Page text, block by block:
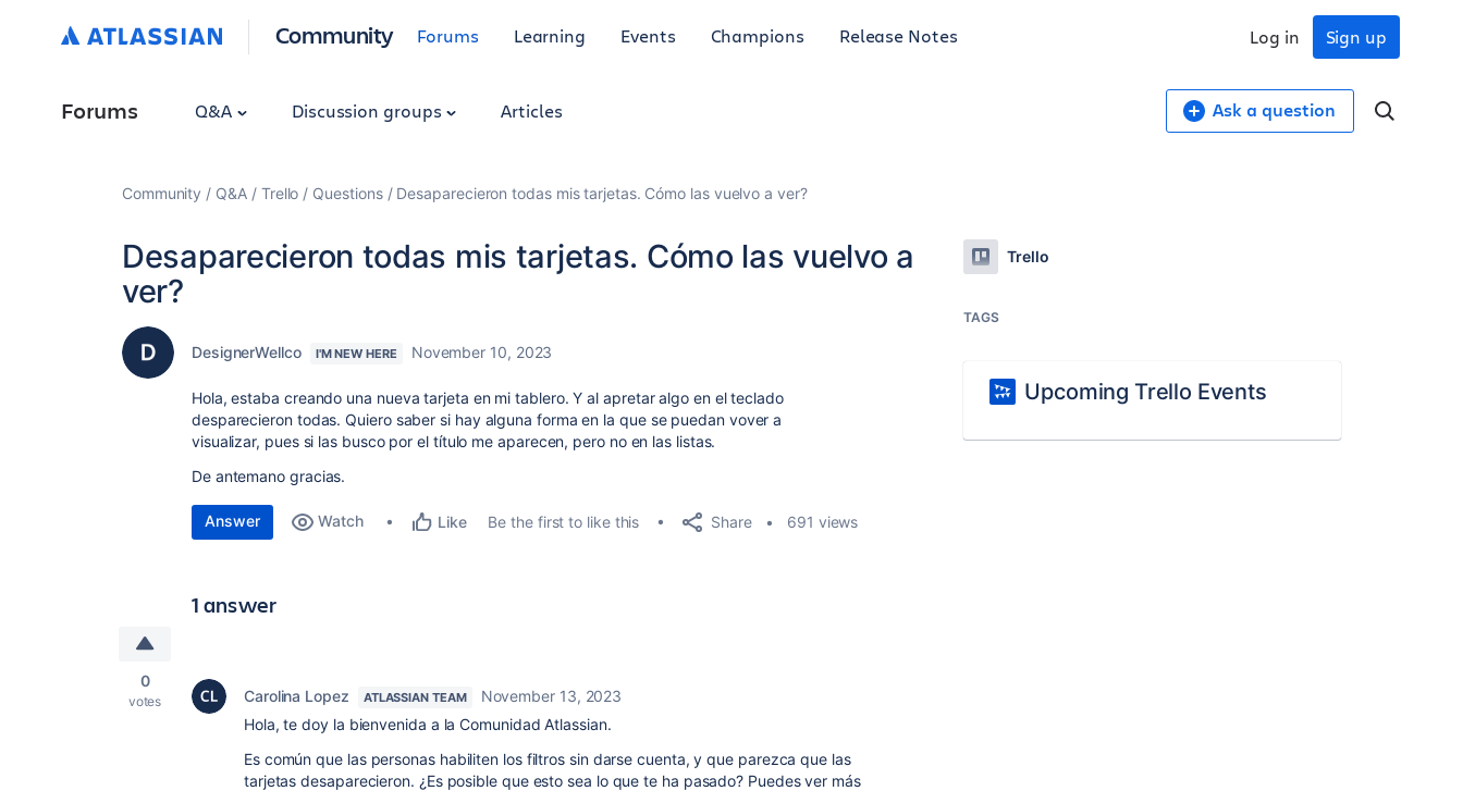
Community Forums Learning Events Champions Release Notes Sign up
Log in
Forums Q&A Discussion groups Articles Ask a question
Community Q&A Trello Questions Desaparecieron todas mis tarjetas. Cómo las vuelvo a ver?
Desaparecieron todas mis tarjetas. Cómo las vuelvo a
ver?
DesignerWellco I'M NEW HERE November 10, 2023
Hola, estaba creando una nueva tarjeta en mi tablero. Y al apretar algo en el teclado
desparecieron todas. Quiero saber si hay alguna forma en la que se puedan vover a
visualizar, pues si las busco por el título me aparecen, pero no en las listas.
De antemano gracias.
Answer Watch Like Be the first to like this Share 691 views
1 answer
0
votes Carolina Lopez ATLASSIAN TEAM
November 13, 2023
Hola, te doy la bienvenida a la Comunidad Atlassian.
Es común que las personas habiliten los filtros sin darse cuenta, y que parezca que las
tarjetas desaparecieron. ¿Es posible que esto sea lo que te ha pasado? Puedes ver más
Trello
TAGS
Upcoming Trello Events